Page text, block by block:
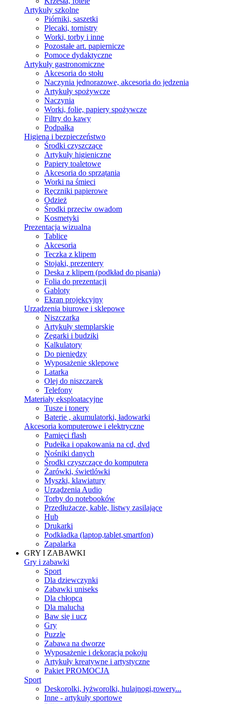
Artykuły szkolne
Piórniki, saszetki
Plecaki, tornistry
Worki, torby i inne
Pozostałe art. papiernicze
Pomoce dydaktyczne
Artykuły gastronomiczne
Akcesoria do stołu
Naczynia jednorazowe, akcesoria do jedzenia
Artykuły spożywcze
Naczynia
Worki, folie, papiery spożywcze
Filtry do kawy
Podpałka
Higiena i bezpieczeństwo
Środki czyszczące
Artykuły higieniczne
Papiery toaletowe
Akcesoria do sprzątania
Worki na śmieci
Ręczniki papierowe
Odzież
Środki przeciw owadom
Kosmetyki
Prezentacja wizualna
Tablice
Akcesoria
Teczka z klipem
Stojaki, prezentery
Deska z klipem (podkład do pisania)
Folia do prezentacji
Gabloty
Ekran projekcyjny
Urządzenia biurowe i sklepowe
Niszczarka
Artykuły stemplarskie
Zegarki i budziki
Kalkulatory
Do pieniędzy
Wyposażenie sklepowe
Latarka
Olej do niszczarek
Telefony
Materiały eksploatacyjne
Tusze i tonery
Baterie , akumulatorki, ładowarki
Akcesoria komputerowe i elektryczne
Pamięci flash
Pudełka i opakowania na cd, dvd
Nośniki danych
Środki czyszczące do komputera
Żarówki, świetlówki
Myszki, klawiatury
Urządzenia Audio
Torby do notebooków
Przedłużacze, kable, listwy zasilające
Hub
Drukarki
Podkładka (laptop,tablet,smartfon)
Zapalarka
GRY I ZABAWKI
Gry i zabawki
Sport
Dla dziewczynki
Zabawki uniseks
Dla chłopca
Dla malucha
Baw się i ucz
Gry
Puzzle
Zabawa na dworze
Wyposażenie i dekoracja pokoju
Artykuły kreatywne i artystyczne
Pakiet PROMOCJA
Sport
Deskorolki, łyżworolki, hulajnogi,rowery...
Inne - artykuły sportowe